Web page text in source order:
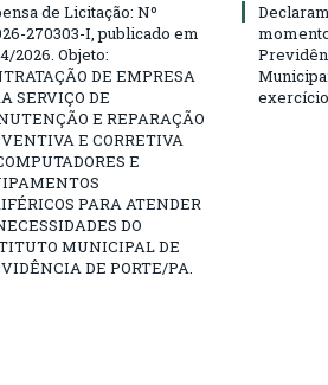
de Licitação: Nº
270303-I, publicado em
2026. Objeto:
DE EMPRESA
SERVIÇO DE
E REPARAÇÃO
E CORRETIVA
E
PARA ATENDER
DO
MUNICIPAL DE
DE PORTE/PA.